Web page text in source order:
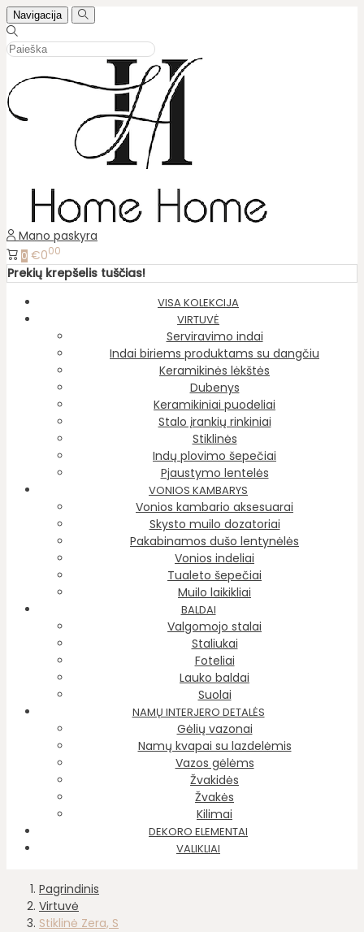
Navigacija
Mano paskyra
0 €000
Prekių krepšelis tuščias!
VISA KOLEKCIJA
VIRTUVĖ
Serviravimo indai
Indai biriems produktams su dangčiu
Keramikinės lėkštės
Dubenys
Keramikiniai puodeliai
Stalo įrankių rinkiniai
Stiklinės
Indų plovimo šepečiai
Pjaustymo lentelės
VONIOS KAMBARYS
Vonios kambario aksesuarai
Skysto muilo dozatoriai
Pakabinamos dušo lentynėlės
Vonios indeliai
Tualeto šepečiai
Muilo laikikliai
BALDAI
Valgomojo stalai
Staliukai
Foteliai
Lauko baldai
Suolai
NAMŲ INTERJERO DETALĖS
Gėlių vazonai
Namų kvapai su lazdelėmis
Vazos gėlėms
Žvakidės
Žvakės
Kilimai
DEKORO ELEMENTAI
VALIKLIAI
Pagrindinis
Virtuvė
Stiklinė Zera, S